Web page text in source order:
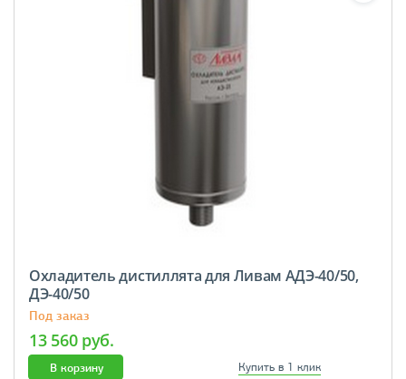
Охладитель дистиллята для Ливам АДЭ-40/50,
ДЭ-40/50
Под заказ
13 560 руб.
В корзину Купить в 1 клик